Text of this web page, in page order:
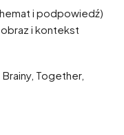
i podpowiedź)
obraz i kontekst
Together,